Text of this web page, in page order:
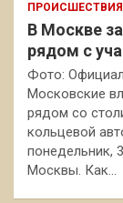
ПРОИСШЕСТВИЯ
В Москве
рядом с
Фото:
Московские
рядом со
кольцевой
понедельник,
Москвы. Как…